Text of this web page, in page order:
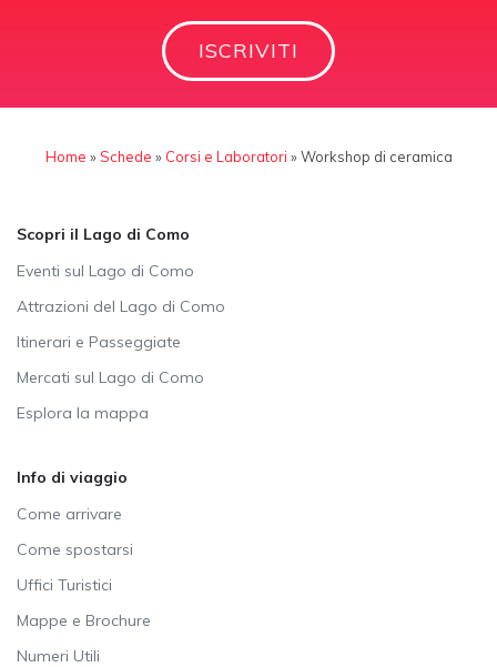
ISCRIVITI
Home »Schede » Corsi e Laboratori »Workshop di ceramica
Scopri il Lago di Como
Eventi sul Lago di Como
Attrazioni del Lago di Como
Itinerari e Passeggiate
Mercati sul Lago di Como
Esplora la mappa
Info di viaggio
Come arrivare
Come spostarsi
Uffici Turistici
Mappe e Brochure
Numeri Utili